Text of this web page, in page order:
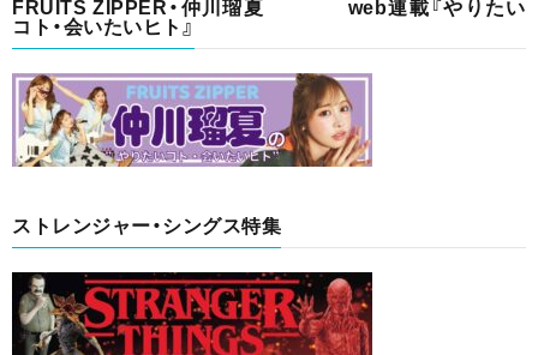
FRUITS ZIPPER・仲川瑠夏 web連載『やりたい
コト・会いたいヒト』
ストレンジャー・シングス特集